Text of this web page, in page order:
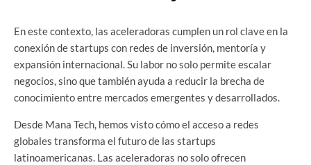
En este contexto, las aceleradoras cumplen un rol clave en la
conexión de startups con redes de inversión, mentoría y
expansión internacional. Su labor no solo permite escalar
negocios, sino que también ayuda a reducir la brecha de
conocimiento entre mercados emergentes y desarrollados.
Desde Mana Tech, hemos visto cómo el acceso a redes
globales transforma el futuro de las startups
latinoamericanas. Las aceleradoras no solo ofrecen